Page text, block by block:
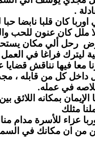
.
كان قلبا نابضا حبا
ملل كان عنون للحب
رحل ألي مكان
ليترك فراغا في
فيها نناقش قضايا
داخل كل من قابله
في عمله.
بمكانه اللائق
مثلك
عزاء للأسرة مدام
من ان مكانك في